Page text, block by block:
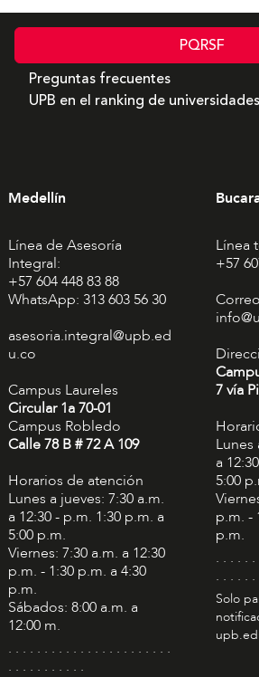
PQRSF
Preguntas frecuentes
UPB en el ranking de universidades
Medellín
Línea de Asesoría
Integral:
+57 604 448 83 88
WhatsApp: 313 603 56 30
asesoria.integral@upb.ed
u.co
Campus Laureles
Circular 1a 70-01
Campus Robledo
Calle 78 B # 72 A 109
Horarios de atención
Lunes a jueves: 7:30 a.m.
a 12:30 - p.m. 1:30 p.m. a
5:00 p.m.
Viernes: 7:30 a.m. a 12:30
p.m. - 1:30 p.m. a 4:30
p.m.
Sábados: 8:00 a.m. a
12:00 m.
. . . . . . . . . . . . . . . . . . . . . . .
. . . . . . . . . . .
Línea
+57
7 vía
Lunes
a
5:00
p.m. -
p.m.
. . . . .
. . . . .
Solo